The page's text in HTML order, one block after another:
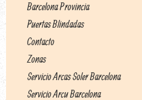
Barcelona Provincia
Puertas Blindadas
Contacto
Zonas
Servicio Arcas Soler Barcelona
Servicio Arcu Barcelona